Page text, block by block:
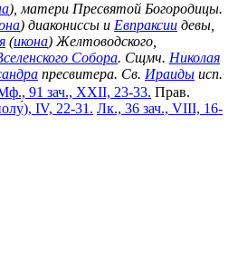
), матери Пресвятой Богородицы.
) диакониссы и Евпраксии девы,
(икона) Желтоводского,
Собора. Сщмч. Николая
пресвитера. Св. Ираиды исп.
91 зач., XXII, 23-33. Прав.
IV, 22-31. Лк., 36 зач., VIII, 16-